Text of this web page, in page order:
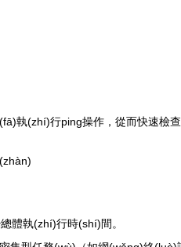
執(zhí)行ping操作，從而快速檢
體執(zhí)行時(shí)間。